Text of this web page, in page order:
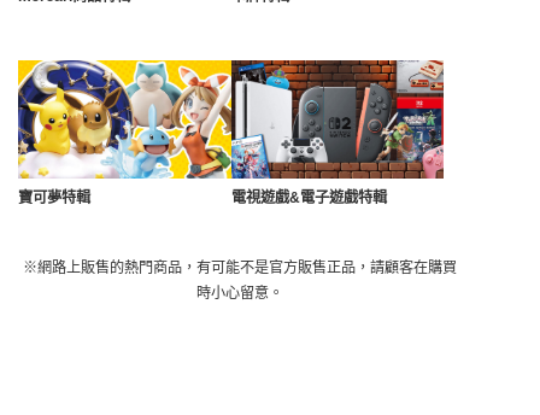
寶可夢特輯 電視遊戲&電子遊戲特輯
※網路上販售的熱門商品，有可能不是官方販售正品，請顧客在購買
時小心留意。